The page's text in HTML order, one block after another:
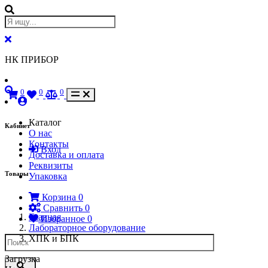
НК ПРИБОР
Кабинет
Вход
Товары
Корзина 0
Сравнить 0
Избранное 0
0 0 0
Каталог
О нас
Контакты
Доставка и оплата
Реквизиты
Упаковка
Главная
Лабораторное оборудование
ХПК и БПК
Загрузка